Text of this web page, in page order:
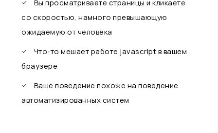
Вы просматриваете страницы и кликаете
со скоростью, намного превышающую
ожидаемую от человека
Что-то мешает работе javascript в вашем
браузере
Ваше поведение похоже на поведение
автоматизированных систем